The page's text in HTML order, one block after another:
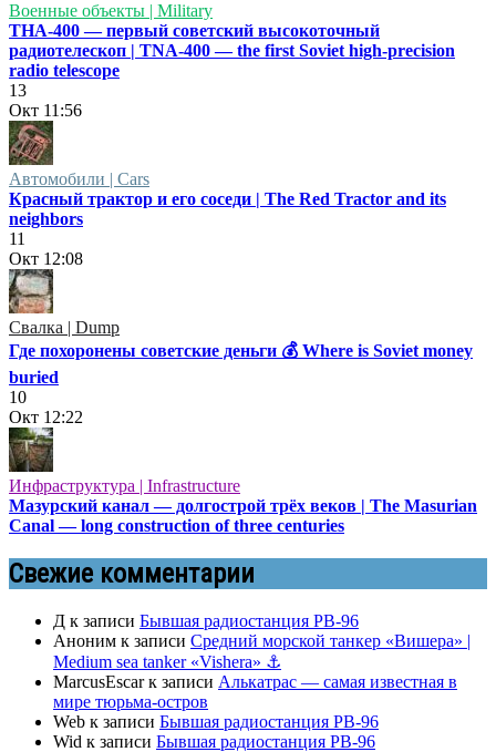
Военные объекты | Military
ТНА-400 — первый советский высокоточный
радиотелескоп | TNA-400 — the first Soviet high-precision
radio telescope
13
Окт 11:56
Автомобили | Cars
Красный трактор и его соседи | The Red Tractor and its
neighbors
11
Окт 12:08
Свалка | Dump
Где похоронены советские деньги 💰 Where is Soviet money
buried
10
Окт 12:22
Инфраструктура | Infrastructure
Мазурский канал — долгострой трёх веков | The Masurian
Canal — long construction of three centuries
Свежие комментарии
Д к записи Бывшая радиостанция РВ-96
Аноним к записи Средний морской танкер «Вишера» |
Medium sea tanker «Vishera» ⚓
MarcusEscarк записи Алькатрас — самая известная в
мире тюрьма-остров
Web к записи Бывшая радиостанция РВ-96
Wid к записи Бывшая радиостанция РВ-96